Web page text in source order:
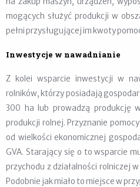
mogących służyć produkcji w
pełni przysługującej im kwoty
Inwestycje w nawadnianie
Z kolei wsparcie inwestycji w
rolników, którzy posiadają
300 ha lub prowadzą produkcję
produkcji rolnej. Przyznanie
od wielkości ekonomicznej
GVA. Starający się o to wsparcie
przychodu z działalności rolniczej
Podobnie jak miało to miejsce w